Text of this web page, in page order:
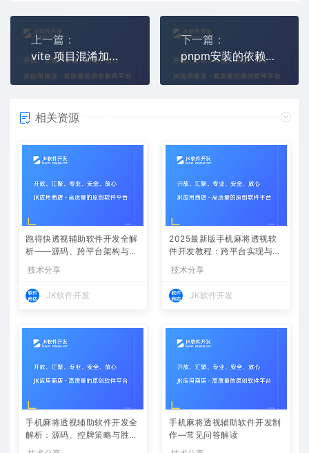
上一篇：
vite 项目混淆加密 怎么配置？
下一篇：
pnpm安装的依赖，同时npm也安装了依赖，他会找哪个呢？
相关资源
跑得快透视辅助软件开发全解
析——源码、跨平台架构与控
牌算法
技术分享
JK软件开发
2025最新版手机麻将透视软
件开发教程：跨平台实现与安
全防封方案
技术分享
JK软件开发
手机麻将透视辅助软件开发全
解析：源码、控牌策略与胜率
手机麻将透视辅助软件开发制
作—常见问答解读